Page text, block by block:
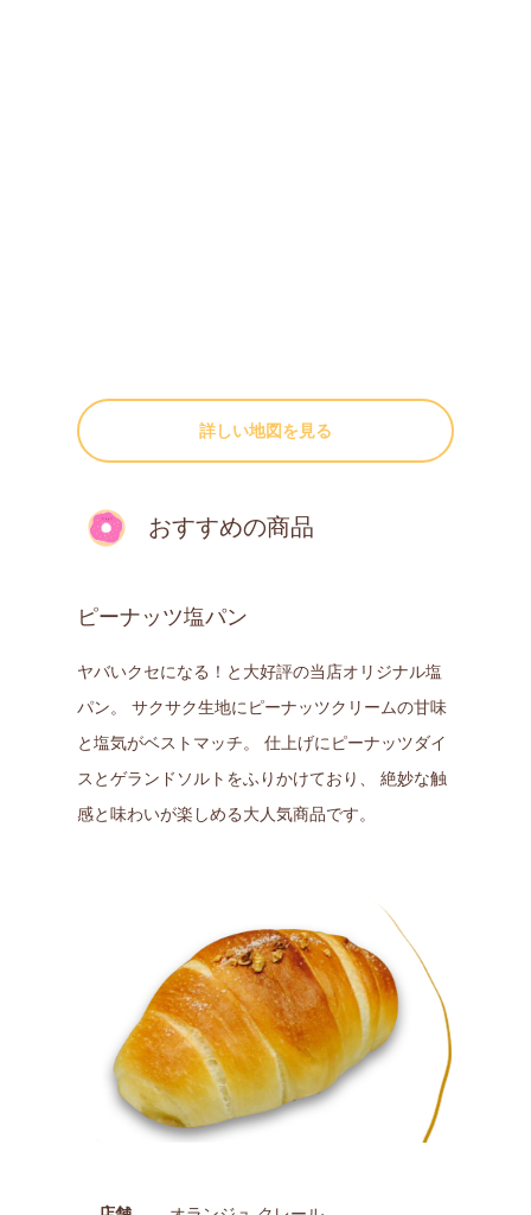
詳しい地図を見る
おすすめの商品
ピーナッツ塩パン
ヤバいクセになる！と大好評の当店オリジナル塩
パン。 サクサク生地にピーナッツクリームの甘味
と塩気がベストマッチ。 仕上げにピーナッツダイ
スとゲランドソルトをふりかけており、 絶妙な触
感と味わいが楽しめる大人気商品です。